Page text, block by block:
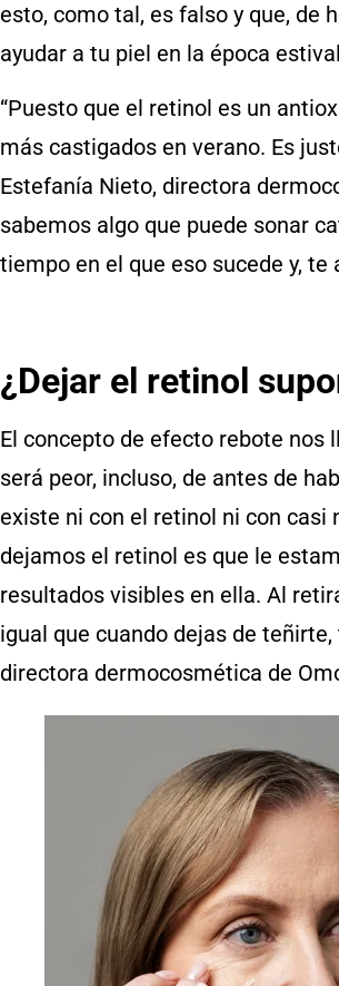
esto, como tal, es falso y que, de
ayudar a tu piel en la época
“Puesto que el retinol es un
más castigados en verano. Es
Estefanía Nieto, directora
sabemos algo que puede sonar
tiempo en el que eso sucede y,
¿Dejar el retinol
El concepto de efecto rebote nos
será peor, incluso, de antes de
existe ni con el retinol ni con casi
dejamos el retinol es que le
resultados visibles en ella. Al
igual que cuando dejas de
directora dermocosmética de